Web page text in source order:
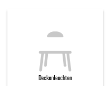
Deckenleuchten